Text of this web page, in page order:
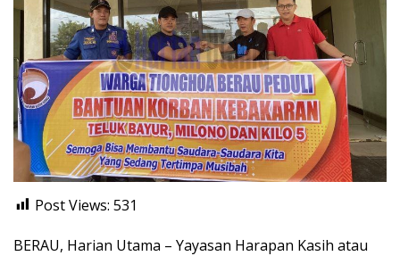
Post Views: 531
BERAU, Harian Utama – Yayasan Harapan Kasih atau